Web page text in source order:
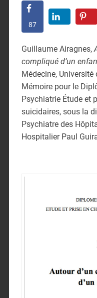
87
Guillaume Airagnes,
compliqué d’un
Médecine, Université
Mémoire pour le
Psychiatrie Étude et
suicidaires, sous la
Psychiatre des
Hospitalier Paul